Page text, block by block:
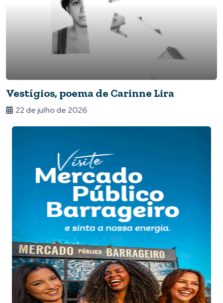
Vestígios, poema de Carinne Lira
22 de julho de 2026